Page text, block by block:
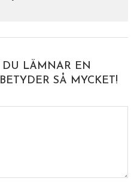
DU LÄMNAR EN
SÅ MYCKET!